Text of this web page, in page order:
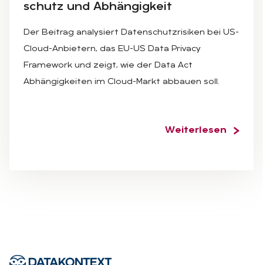
schutz und Ab­hän­gig­keit
Der Beitrag analysiert Datenschutzrisiken bei US-
Cloud-Anbietern, das EU-US Data Privacy
Framework und zeigt, wie der Data Act
Abhängigkeiten im Cloud-Markt abbauen soll.
Weiterlesen